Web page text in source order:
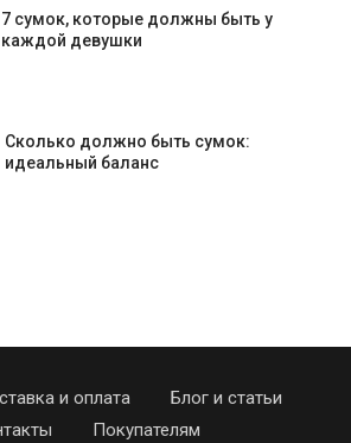
7 сумок, которые должны быть у
каждой девушки
Сколько должно быть сумок:
идеальный баланс
и оплата
Блог и статьи
Покупателям